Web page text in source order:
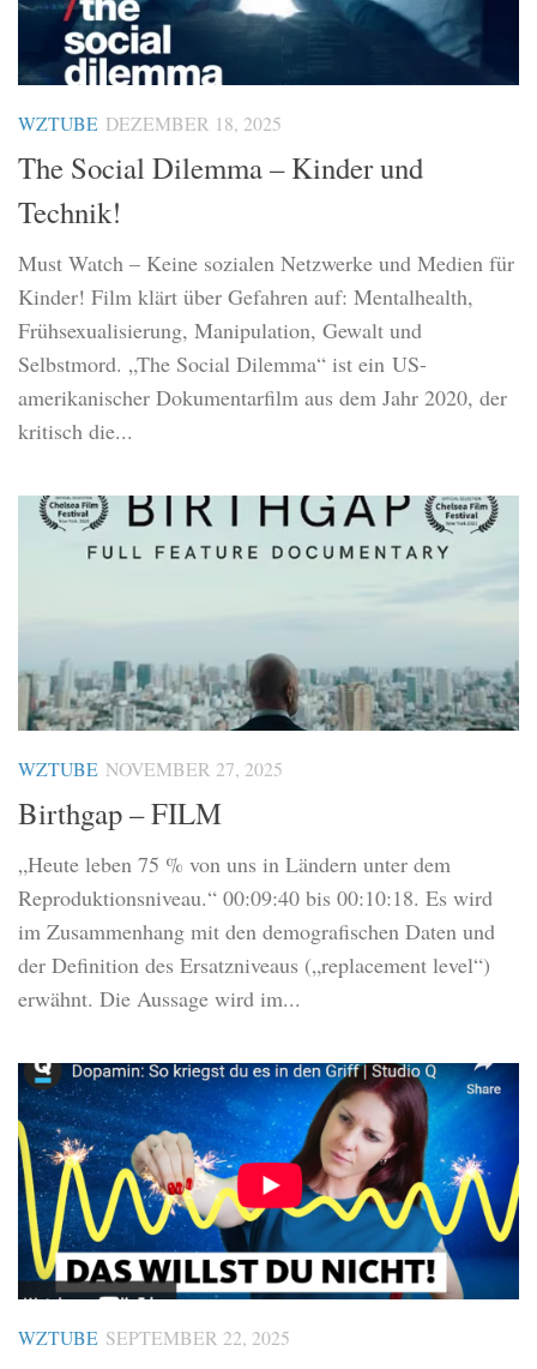
WZTUBE DEZEMBER 18, 2025
The Social Dilemma – Kinder und
Technik!
Must Watch – Keine sozialen Netzwerke und Medien für
Kinder! Film klärt über Gefahren auf: Mentalhealth,
Frühsexualisierung, Manipulation, Gewalt und
Selbstmord. „The Social Dilemma“ ist ein US-
amerikanischer Dokumentarfilm aus dem Jahr 2020, der
kritisch die...
WZTUBE NOVEMBER 27, 2025
Birthgap – FILM
„Heute leben 75 % von uns in Ländern unter dem
Reproduktionsniveau.“ 00:09:40 bis 00:10:18. Es wird
im Zusammenhang mit den demografischen Daten und
der Definition des Ersatzniveaus („replacement level“)
erwähnt. Die Aussage wird im...
WZTUBE SEPTEMBER 22, 2025